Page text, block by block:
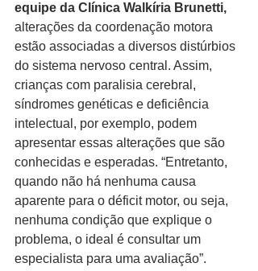
equipe da Clínica Walkíria Brunetti,
alterações da coordenação motora
estão associadas a diversos distúrbios
do sistema nervoso central. Assim,
crianças com paralisia cerebral,
síndromes genéticas e deficiência
intelectual, por exemplo, podem
apresentar essas alterações que são
conhecidas e esperadas. “Entretanto,
quando não há nenhuma causa
aparente para o déficit motor, ou seja,
nenhuma condição que explique o
problema, o ideal é consultar um
especialista para uma avaliação”.